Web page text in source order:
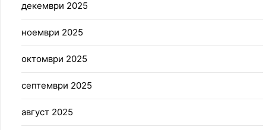
декември 2025
ноември 2025
октомври 2025
септември 2025
август 2025